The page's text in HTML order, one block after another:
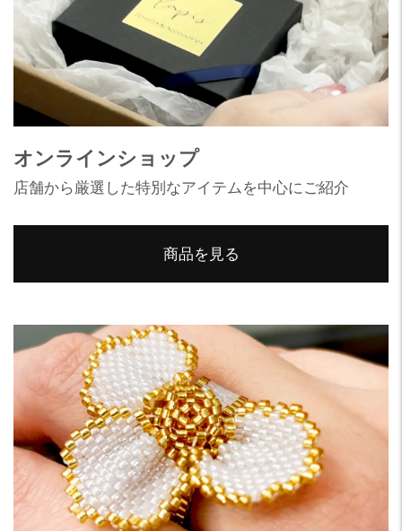
オンラインショップ
店舗から厳選した特別なアイテムを中心にご紹介
商品を見る